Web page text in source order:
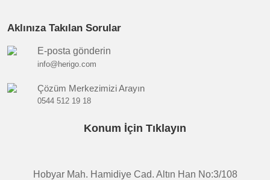
Aklınıza Takılan Sorular
E-posta gönderin
info@herigo.com
Çözüm Merkezimizi Arayın
0544 512 19 18
Konum İçin Tıklayın
Hobyar Mah. Hamidiye Cad. Altın Han No:3/108